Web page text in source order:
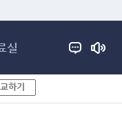
실
하기